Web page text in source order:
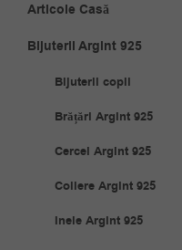
Articole Casă
Bijuterii Argint 925
Bijuterii copii
Brățări Argint 925
Cercei Argint 925
Coliere Argint 925
Inele Argint 925